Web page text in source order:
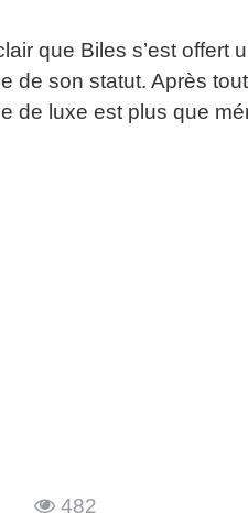
que Biles s’est offert
de son statut. Après
de luxe est plus que
482